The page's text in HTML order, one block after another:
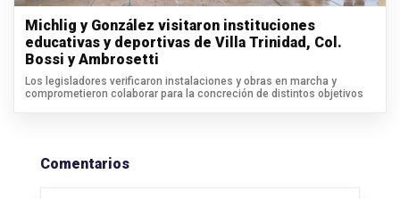
Michlig y González visitaron instituciones
educativas y deportivas de Villa Trinidad, Col.
Bossi y Ambrosetti
Los legisladores verificaron instalaciones y obras en marcha y
comprometieron colaborar para la concreción de distintos objetivos
Comentarios